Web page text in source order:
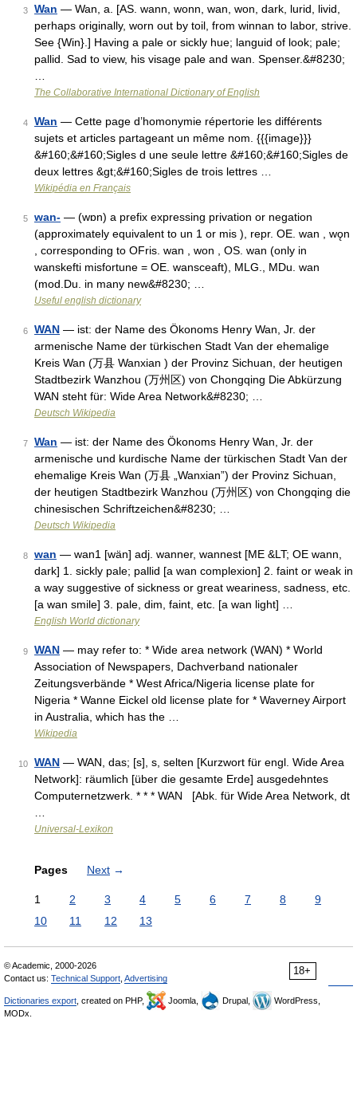
3 Wan — Wan, a. [AS. wann, wonn, wan, won, dark, lurid, livid,
perhaps originally, worn out by toil, from winnan to labor, strive.
See {Win}.] Having a pale or sickly hue; languid of look; pale;
pallid. Sad to view, his visage pale and wan. Spenser.&#8230;
The Collaborative International Dictionary of English
4 Wan — Cette page d’homonymie répertorie les différents
sujets et articles partageant un même nom. {{{image}}}
&#160;&#160;Sigles d une seule lettre &#160;&#160;Sigles de
deux lettres &gt;&#160;Sigles de trois lettres …
Wikipédia en Français
5 wan- — (wɒn) a prefix expressing privation or negation
(approximately equivalent to un 1 or mis ), repr. OE. wan , wǫn
, corresponding to OFris. wan , won , OS. wan (only in
wanskefti misfortune = OE. wansceaft), MLG., MDu. wan
(mod.Du. in many new&#8230; …
Useful english dictionary
6 WAN — ist: der Name des Ökonoms Henry Wan, Jr. der
armenische Name der türkischen Stadt Van der ehemalige
Kreis Wan (万县 Wanxian ) der Provinz Sichuan, der heutigen
Stadtbezirk Wanzhou (万州区) von Chongqing Die Abkürzung
WAN steht für: Wide Area Network&#8230; …
Deutsch Wikipedia
7 Wan — ist: der Name des Ökonoms Henry Wan, Jr. der
armenische und kurdische Name der türkischen Stadt Van der
ehemalige Kreis Wan (万县 „Wanxian”) der Provinz Sichuan,
der heutigen Stadtbezirk Wanzhou (万州区) von Chongqing die
chinesischen Schriftzeichen&#8230; …
Deutsch Wikipedia
8 wan — wan1 [wän] adj. wanner, wannest [ME &LT; OE wann,
dark] 1. sickly pale; pallid [a wan complexion] 2. faint or weak in
a way suggestive of sickness or great weariness, sadness, etc.
[a wan smile] 3. pale, dim, faint, etc. [a wan light] …
English World dictionary
9 WAN — may refer to: * Wide area network (WAN) * World
Association of Newspapers, Dachverband nationaler
Zeitungsverbände * West Africa/Nigeria license plate for
Nigeria * Wanne Eickel old license plate for * Waverney Airport
in Australia, which has the …
Wikipedia
10 WAN — WAN, das; [s], s, selten [Kurzwort für engl. Wide Area
Network]: räumlich [über die gesamte Erde] ausgedehntes
Computernetzwerk. * * * WAN [Abk. für Wide Area Network, dt
Universal-Lexikon
Pages Next →
1 2 3 4 5 6 7 8
9
10
11 12 13
18+
© Academic, 2000-2026
Contact us: Technical Support Advertising
Dictionaries export , created on PHP, Joomla, Drupal,
WordPress,
MODx.